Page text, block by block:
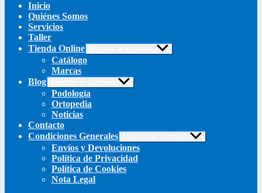
Inicio
Quiénes Somos
Servicios
Taller
Tienda Online
Catálogo
Marcas
Blog
Podología
Ortopedia
Noticias
Contacto
Condiciones Generales
Envíos y Devoluciones
Política de Privacidad
Política de Cookies
Nota Legal